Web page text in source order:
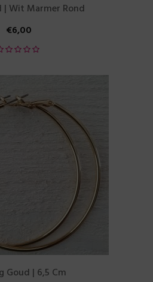
| Wit Marmer Rond
€6,00
Goud | 6,5 Cm